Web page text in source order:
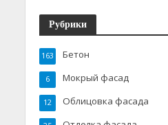
Рубрики
Бетон
163
Мокрый фасад
6
Облицовка фасада
12